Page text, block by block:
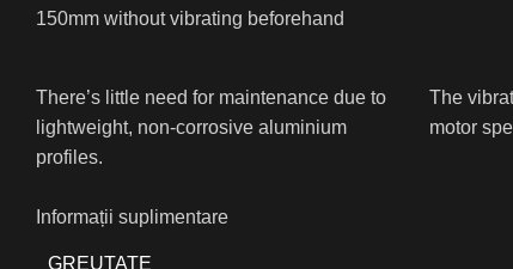
150mm without vibrating beforehand
There’s little need for maintenance due to
lightweight, non-corrosive aluminium
profiles.
The
motor
Informații suplimentare
GREUTATE